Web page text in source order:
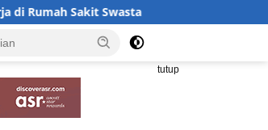
Malaysia, Buka Peluang Karier Baru
tutup
<